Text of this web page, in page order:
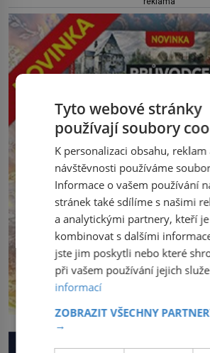
Tyto webové stránky
používají soubory
K personalizaci obsahu, reklam
návštěvnosti používáme
Informace o vašem používání
stránek také sdílíme s našimi
a analytickými partnery, kteří
kombinovat s dalšími
jste jim poskytli nebo které
při vašem používání jejich
informací
ZOBRAZIT VŠECHNY
→